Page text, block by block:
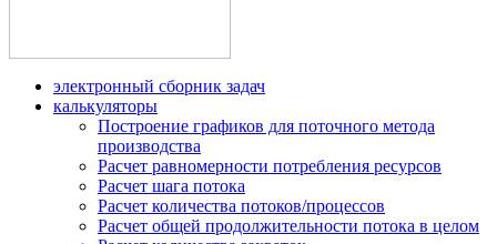
электронный сборник задач
калькуляторы
Построение графиков для поточного метода
производства
Расчет равномерности потребления ресурсов
Расчет шага потока
Расчет количества потоков/процессов
Расчет общей продолжительности потока в целом